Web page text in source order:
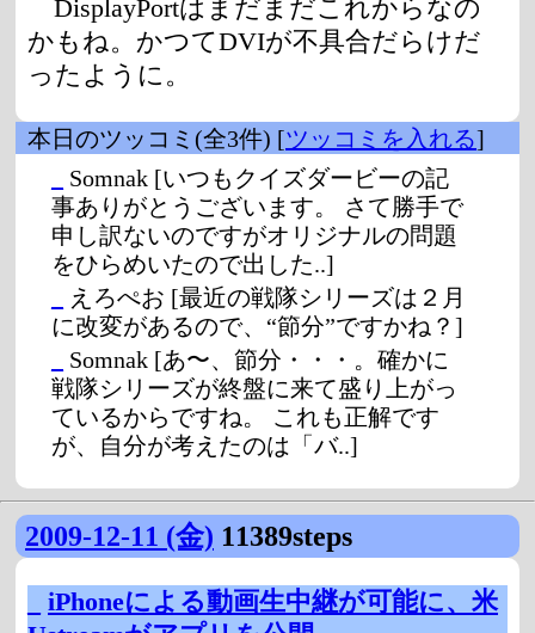
DisplayPortはまだまだこれからなの
かもね。かつてDVIが不具合だらけだ
ったように。
本日のツッコミ(全3件) [ツッコミを入れる]
Somnak [いつもクイズダービーの記
事ありがとうございます。 さて勝手で
申し訳ないのですがオリジナルの問題
をひらめいたので出した..]
えろぺお [最近の戦隊シリーズは２月
に改変があるので、“節分”ですかね？]
Somnak [あ〜、節分・・・。確かに
戦隊シリーズが終盤に来て盛り上がっ
ているからですね。 これも正解です
が、自分が考えたのは「バ..]
2009-12-11 (金) 11389steps
iPhoneによる動画生中継が可能に、米